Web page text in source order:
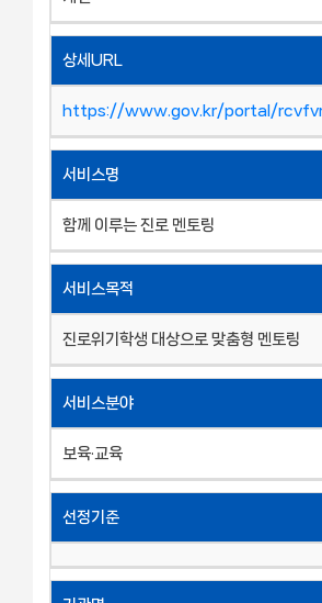
상세URL
https://www.gov.kr/portal/
서비스명
함께 이루는 진로 멘토링
서비스목적
진로위기학생 대상으로 맞춤형 멘토링
서비스분야
보육·교육
선정기준